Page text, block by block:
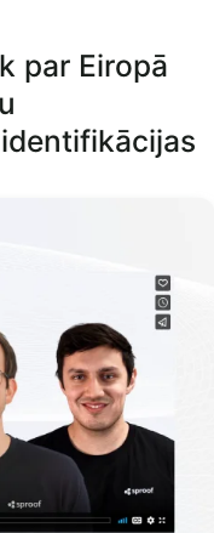
par Eiropā